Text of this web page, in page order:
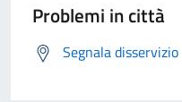
Problemi in città
Segnala disservizio